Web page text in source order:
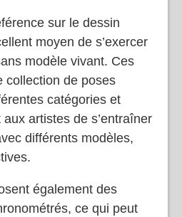
sur le dessin
moyen de s’exercer
modèle vivant. Ces
collection de poses
catégories et
artistes de s’entraîner
différents modèles,
également des
ce qui peut